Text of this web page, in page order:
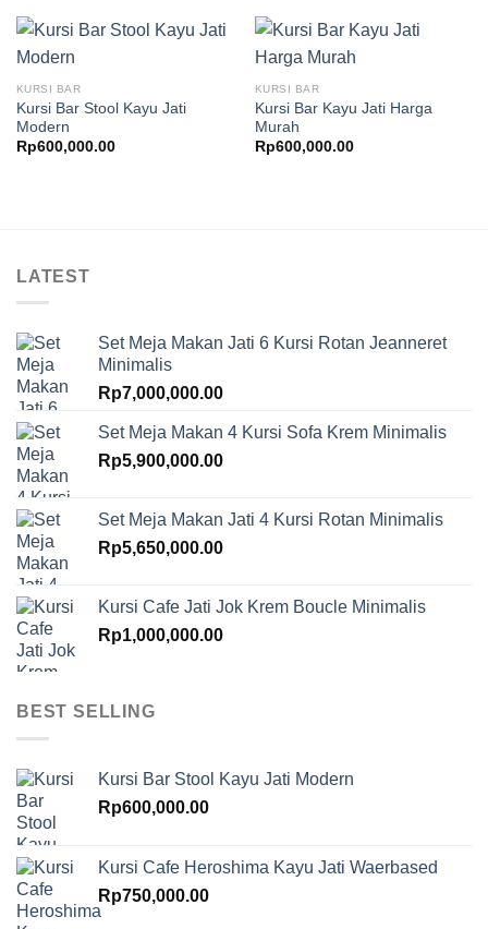
KURSI BAR
Kursi Bar Stool Kayu Jati
Modern
Rp600,000.00
KURSI BAR
Kursi Bar Kayu Jati Harga
Murah
Rp600,000.00
LATEST
Set Meja Makan Jati 6 Kursi Rotan Jeanneret
Minimalis
Rp7,000,000.00
Set Meja Makan 4 Kursi Sofa Krem Minimalis
Rp5,900,000.00
Set Meja Makan Jati 4 Kursi Rotan Minimalis
Rp5,650,000.00
Kursi Cafe Jati Jok Krem Boucle Minimalis
Rp1,000,000.00
BEST SELLING
Kursi Bar Stool Kayu Jati Modern
Rp600,000.00
Kursi Cafe Heroshima Kayu Jati Waerbased
Rp750,000.00